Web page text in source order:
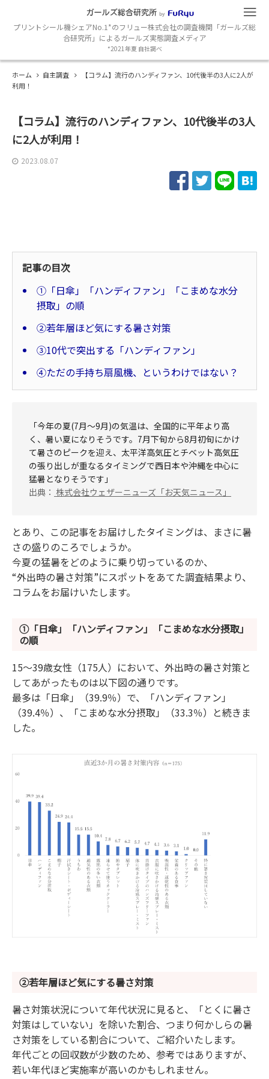
プリントシール機シェアNo.1*のフリュー株式会社の調査機関「ガールズ総
合研究所」によるガールズ実態調査メディア
*2021年夏 自社調べ
ホーム 自主調査
【コラム】流行のハンディファン、10代後半の3人に2人が
利用！
【コラム】流行のハンディファン、10代後半の3人
に2人が利用！
2023.08.07
記事の目次
①「日傘」「ハンディファン」「こまめな水分
摂取」の順
②若年層ほど気にする暑さ対策
③10代で突出する「ハンディファン」
④ただの手持ち扇風機、というわけではない？
「今年の夏(7月～9月)の気温は、全国的に平年より高
く、暑い夏になりそうです。7月下旬から8月初旬にかけ
て暑さのピークを迎え、太平洋高気圧とチベット高気圧
の張り出しが重なるタイミングで西日本や沖縄を中心に
猛暑となりそうです」
出典： 株式会社ウェザーニューズ「お天気ニュース」
とあり、この記事をお届けしたタイミングは、まさに暑
さの盛りのころでしょうか。
今夏の猛暑をどのように乗り切っているのか、
“外出時の暑さ対策”にスポットをあてた調査結果より、
コラムをお届けいたします。
①「日傘」「ハンディファン」「こまめな水分摂取」
の順
15～39歳女性（175人）において、外出時の暑さ対策と
してあがったものは以下図の通りです。
最多は「日傘」（39.9％）で、「ハンディファン」
（39.4％）、「こまめな水分摂取」（33.3％）と続きま
した。
②若年層ほど気にする暑さ対策
暑さ対策状況について年代状況に見ると、「とくに暑さ
対策はしていない」を除いた割合、つまり何かしらの暑
さ対策をしている割合について、ご紹介いたします。
年代ごとの回収数が少数のため、参考ではありますが、
若い年代ほど実施率が高いのかもしれません。